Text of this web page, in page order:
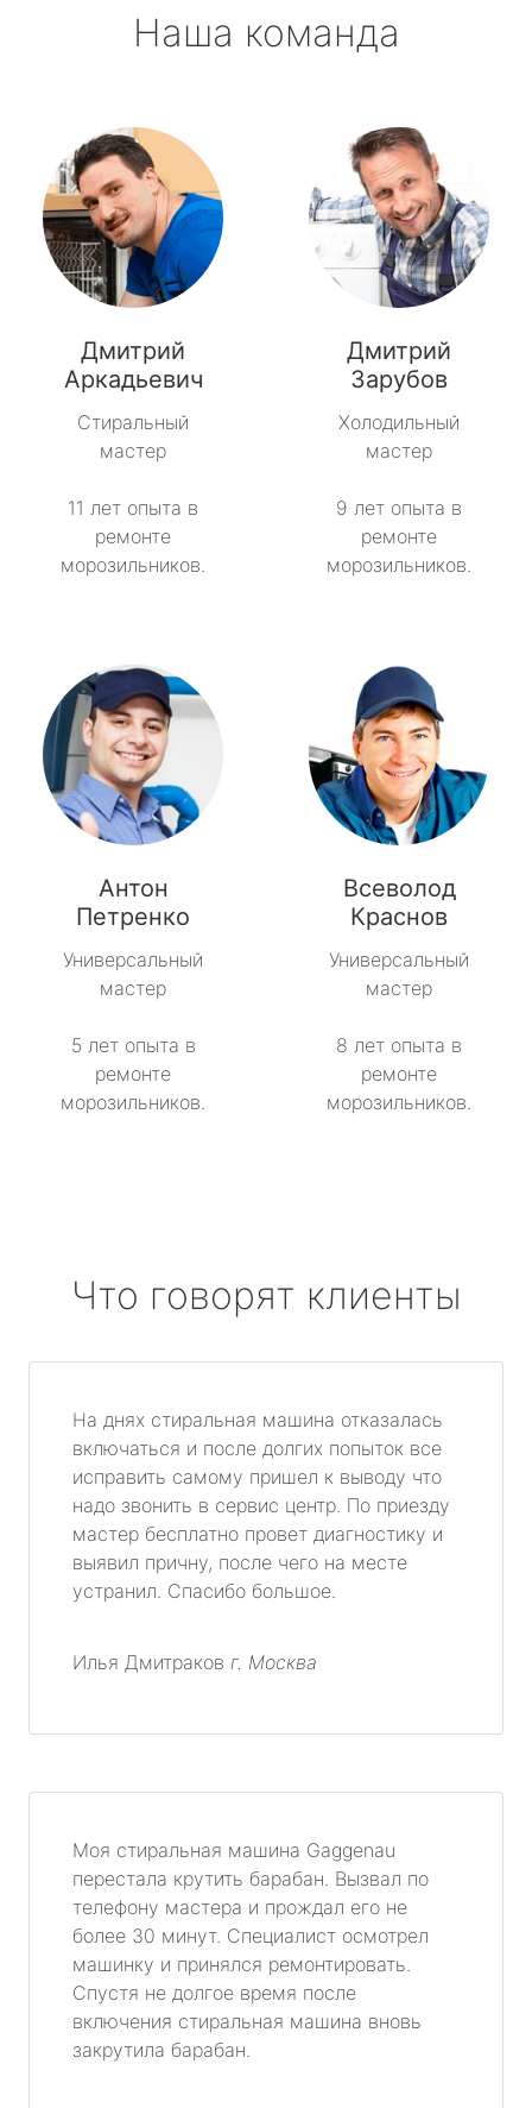
Наша команда
Дмитрий
Аркадьевич
Стиральный
мастер
11 лет опыта в
ремонте
морозильников.
Дмитрий
Зарубов
Холодильный
мастер
9 лет опыта в
ремонте
морозильников.
Антон
Петренко
Универсальный
мастер
5 лет опыта в
ремонте
морозильников.
Всеволод
Краснов
Универсальный
мастер
8 лет опыта в
ремонте
морозильников.
Что говорят клиенты
На днях стиральная машина отказалась
включаться и после долгих попыток все
исправить самому пришел к выводу что
надо звонить в сервис центр. По приезду
мастер бесплатно провет диагностику и
выявил причну, после чего на месте
устранил. Спасибо большое.
Илья Дмитраков г. Москва
Моя стиральная машина Gaggenau
перестала крутить барабан. Вызвал по
телефону мастера и прождал его не
более 30 минут. Специалист осмотрел
машинку и принялся ремонтировать.
Спустя не долгое время после
включения стиральная машина вновь
закрутила барабан.